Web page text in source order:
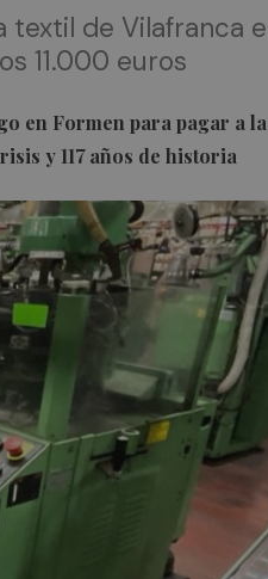
de Vilafranca
11.000 euros
en Formen para pagar a
y 117 años de historia